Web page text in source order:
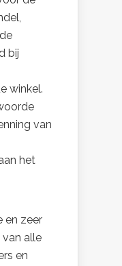
bij
winkel.
van
het
en zeer
alle
en